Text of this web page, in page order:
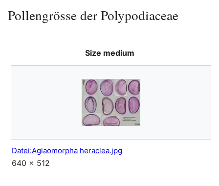
Pollengrösse der Polypodiaceae
Size medium
Datei:Aglaomorpha heraclea.jpg
640 × 512